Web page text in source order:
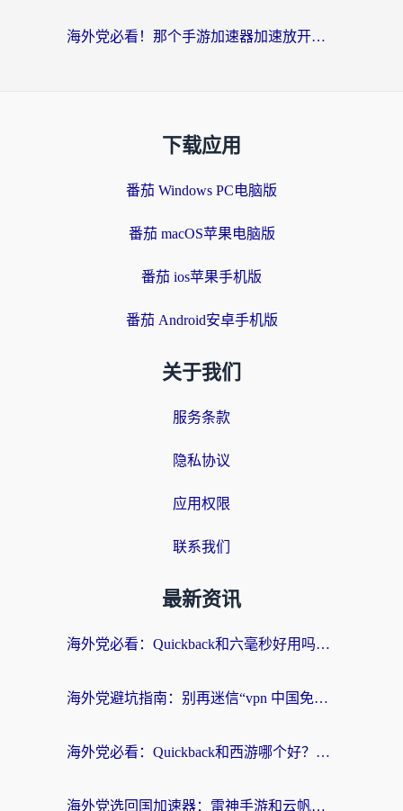
海外党必看！那个手游加速器加速放开那三国3最好？一篇解决国服游戏卡顿难题
下载应用
番茄 Windows PC电脑版
番茄 macOS苹果电脑版
番茄 ios苹果手机版
番茄 Android安卓手机版
关于我们
服务条款
隐私协议
应用权限
联系我们
最新资讯
海外党必看：Quickback和六毫秒好用吗？3步选对回国加速器，无缝刷国内剧玩游戏
海外党避坑指南：别再迷信“vpn 中国免费”，选对回国加速器才能无缝刷国内资源
海外党必看：Quickback和西游哪个好？3个维度教你选对回国加速器
海外党选回国加速器：雷神手游和云帆哪个好？附3组对比+避坑指南